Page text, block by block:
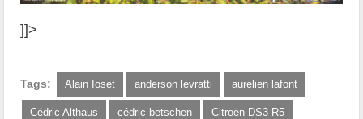
]]>
Tags: Alain Ioset anderson levratti aurelien lafont
Cédric Althaus cédric betschen Citroën DS3 R5